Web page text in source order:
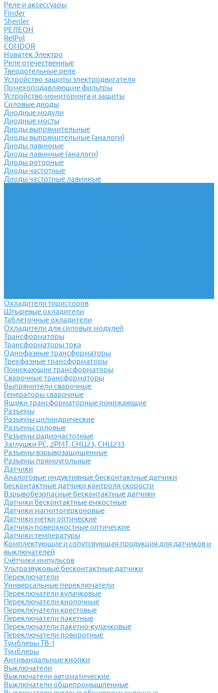
Реле и аксессуары
Finder
Shenler
РЕЛЕОН
RelPol
CONDOR
Новатек Электро
Реле отечественные
Твердотельные реле
Устройство защиты электродвигателя
Помехоподавляющие фильтры
Устройство мониторинга и защиты
Силовые диоды
Диодные модули
Диодные мосты
Диоды выпрямительные
Диоды выпрямительные (аналоги)
Диоды лавинные
Диоды лавинные (аналоги)
Диоды роторные
Диоды частотные
Диоды частотные лавинные
Охладители тиристоров
Штыревые охладители
Таблеточные охладители
Охладители для силовых модулей
Трансформаторы
Трансформаторы тока
Однофазные трансформаторы
Трехфазные трансформаторы
Понижающие трансформаторы
Сварочные трансформаторы
Выпрямители сварочные
Генераторы сварочные
Ящики трансформаторные понижающие
Разъемы
Разъемы цилиндрические
Разъемы силовые
Разъемы радиочастотные
Заглушки РС, 2РМТ, СНЦ23, СНЦ233
Разъемы взрывозащищенные
Разъемы прямоугольные
Датчики
Аналоговые индуктивные бесконтактные датчики
Бесконтактные датчики контроля скорости
Взрывобезопасные бесконтактные датчики
Датчики бесконтактные емкостные
Датчики магнитогерконовые
Датчики метки оптические
Датчики поверхностные оптические
Датчики температуры
Комплектующие и сопутсвующая продукция для датчиков и
выключателей
Счётчики импульсов
Ультразвуковые бесконтактные датчики
Переключатели
Универсальные переключатели
Переключатели кулачковые
Переключатели кнопочные
Переключатели крестовые
Переключатели пакетные
Переключатели пакетно-кулачковые
Переключатели поворотные
Тумблеры ТВ-1
Тумблеры
Антивандальные кнопки
Выключатели
Выключатели автоматические
Выключатели общепромышленные